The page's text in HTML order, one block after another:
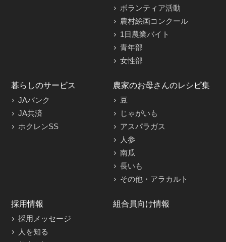
ボランティア活動
農村絵画コンクール
1日農業バイト
青年部
女性部
暮らしのサービス
JAバンク
JA共済
ホクレンSS
農家のお母さんのレシピ集
豆
じゃがいも
アスパラガス
人参
南瓜
長いも
その他・アラカルト
採用情報
採用メッセージ
人を知る
組合員向け情報